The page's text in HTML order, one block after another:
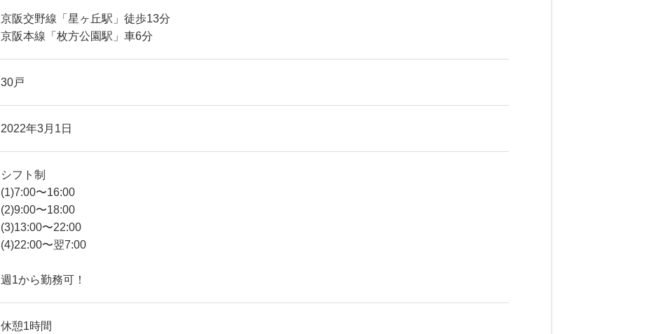
京阪交野線「星ヶ丘駅」徒歩13分
京阪本線「枚方公園駅」車6分
30戸
2022年3月1日
シフト制
(1)7:00〜16:00
(2)9:00〜18:00
(3)13:00〜22:00
(4)22:00〜翌7:00
週1から勤務可！
休憩1時間